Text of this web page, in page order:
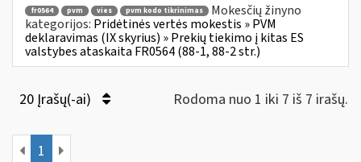
fr0564 pvm vies pvm kodo tikrinimas
Mokesčių žinyno
kategorijos: Pridėtinės vertės mokestis » PVM
deklaravimas (IX skyrius) » Prekių tiekimo į kitas ES
valstybes ataskaita FR0564 (88-1, 88-2 str.)
20 Įrašų(-ai) Rodoma nuo 1 iki 7 iš 7 irašų.
1